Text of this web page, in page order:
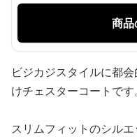
商品
ビジカジスタイルに都
けチェスターコートです。
スリムフィットのシル